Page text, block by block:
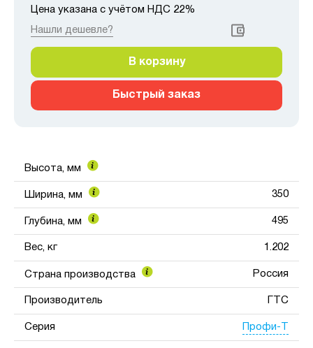
Цена указана с учётом НДС 22%
Нашли дешевле?
В корзину
Быстрый заказ
Высота, мм
Ширина, мм 350
Глубина, мм 495
Вес, кг 1.202
Страна производства Россия
Производитель ГТС
Серия Профи-Т